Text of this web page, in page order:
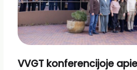
VVGT konferencijoje apie